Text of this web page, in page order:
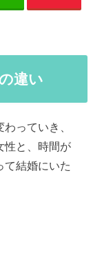
違い
っていき、
性と、時間が
て結婚にいた